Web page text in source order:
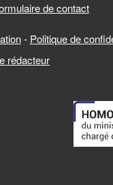
de contact
- Politique de
rédacteur